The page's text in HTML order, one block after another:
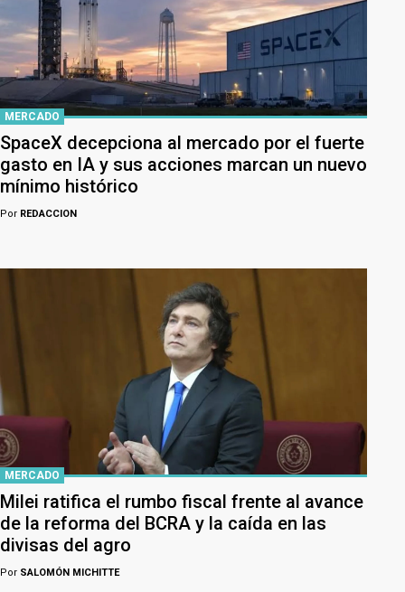
MERCADO
SpaceX decepciona al mercado por el fuerte
gasto en IA y sus acciones marcan un nuevo
mínimo histórico
Por REDACCION
MERCADO
Milei ratifica el rumbo fiscal frente al avance
de la reforma del BCRA y la caída en las
divisas del agro
Por SALOMÓN MICHITTE